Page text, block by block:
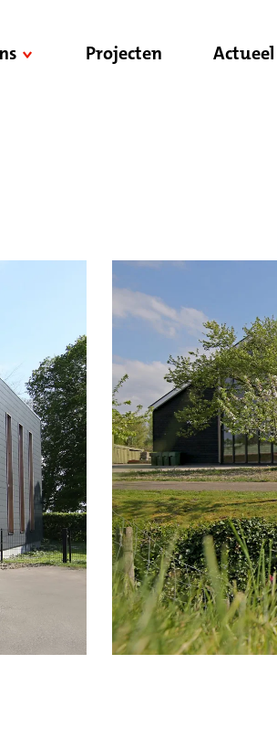
Projecten Actueel